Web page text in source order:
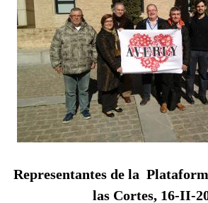
Representantes de la
las Cortes, 16-II-